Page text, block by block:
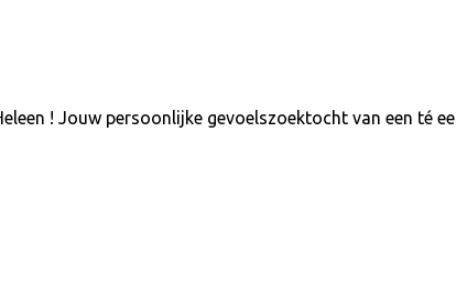
! Jouw persoonlijke gevoelszoektocht van een té